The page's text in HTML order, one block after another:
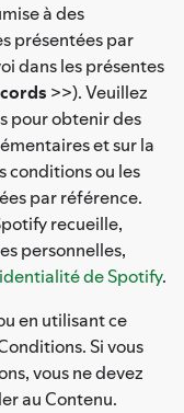
à des
présentées par
dans les présentes
>>). Veuillez
pour obtenir des
et sur la
conditions ou les
par référence.
recueille,
personnelles,
de Spotify.
en utilisant ce
Si vous
vous ne devez
au Contenu.